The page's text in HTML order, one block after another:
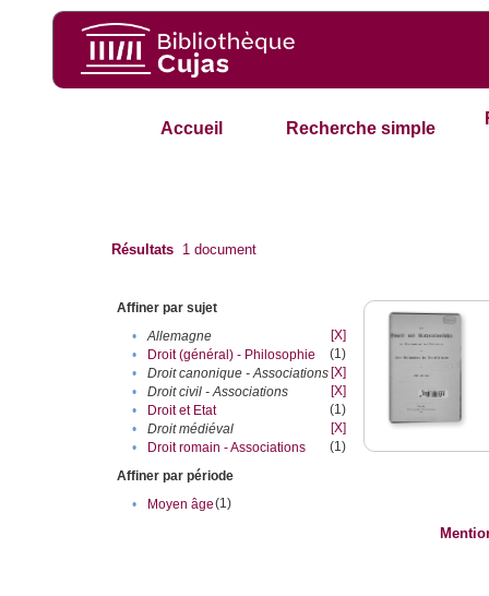
Accueil Recherche simple
Résultats 1 document
Affiner par sujet
•
Allemagne
[X]
•
Droit (général) - Philosophie
(1)
•
Droit canonique - Associations [X]
•
Droit civil - Associations
[X]
•
Droit et Etat
(1)
•
Droit médiéval
[X]
•
Droit romain - Associations
(1)
Affiner par période
•
Moyen âge(1)